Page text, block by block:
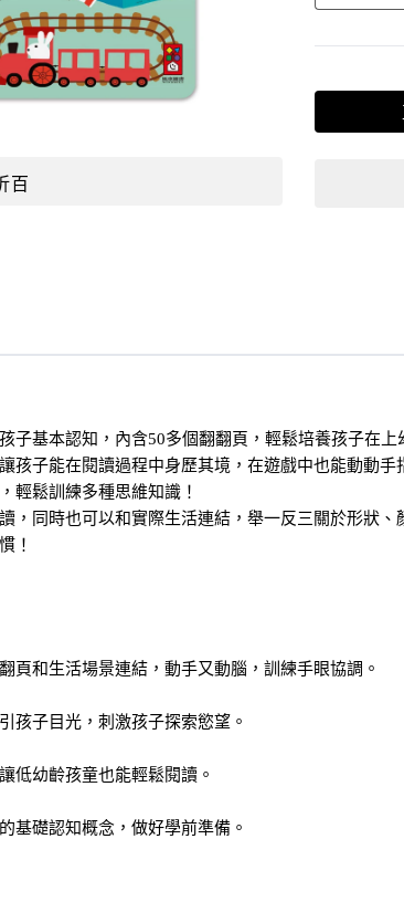
百
子基本認知，內含50多個翻翻頁，輕鬆培養孩子在
孩子能在閱讀過程中身歷其境，在遊戲中也能動動
輕鬆訓練多種思維知識！
，同時也可以和實際生活連結，舉一反三關於形狀
！
頁和生活場景連結，動手又動腦，訓練手眼協調。
孩子目光，刺激孩子探索慾望。
低幼齡孩童也能輕鬆閱讀。
基礎認知概念，做好學前準備。